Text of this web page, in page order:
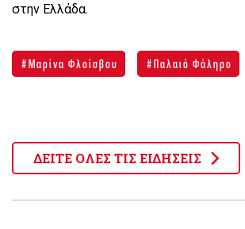
στην Ελλάδα.
Μαρίνα Φλοίσβου Παλαιό Φάληρο
ΔΕΙΤΕ ΟΛΕΣ ΤΙΣ ΕΙΔΗΣΕΙΣ